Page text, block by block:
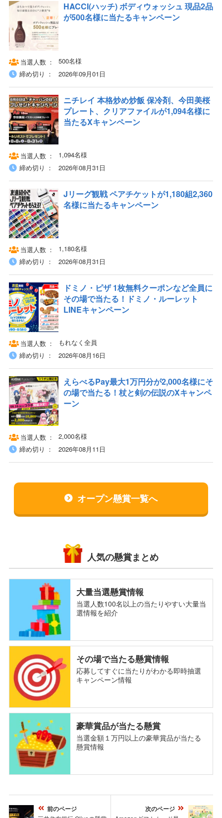
HACCI(ハッチ) ボディウォッシュ 現品2品
が500名様に当たるキャンペーン
当選人数
500名様
締め切り
2026年09月01日
ニチレイ 本格炒め炒飯 保冷剤、今田美桜
プレート、クリアファイルが1,094名様に
当たるXキャンペーン
当選人数
1,094名様
締め切り
2026年08月31日
Jリーグ観戦 ペアチケットが1,180組2,360
名様に当たるキャンペーン
当選人数
1,180名様
締め切り
2026年08月31日
ドミノ・ピザ 1枚無料クーポンなど全員に
その場で当たる！ドミノ・ルーレット
LINEキャンペーン
当選人数
もれなく全員
締め切り
2026年08月16日
えらべるPay最大1万円分が2,000名様にそ
の場で当たる！杖と剣の伝説のXキャンペ
ーン
当選人数
2,000名様
締め切り
2026年08月11日
オープン懸賞一覧へ
人気の懸賞まとめ
大量当選懸賞情報
当選人数100名以上の当たりやすい大量当
選情報を紹介
その場で当たる懸賞情報
応募してすぐに当たりがわかる即時抽選
キャンペーン情報
豪華賞品が当たる懸賞
当選金額１万円以上の豪華賞品が当たる
懸賞情報
前のページ 次のページ